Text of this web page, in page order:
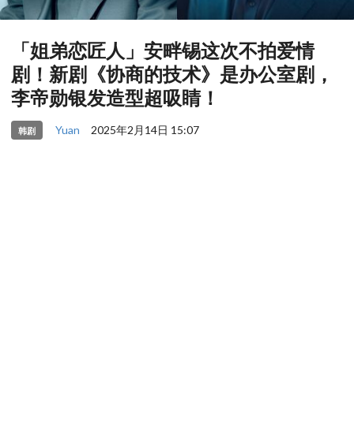
「姐弟恋匠人」安畔锡这次不拍爱情
剧！新剧《协商的技术》是办公室剧，
李帝勋银发造型超吸睛！
韩剧 Yuan 2025年2月14日 15:07